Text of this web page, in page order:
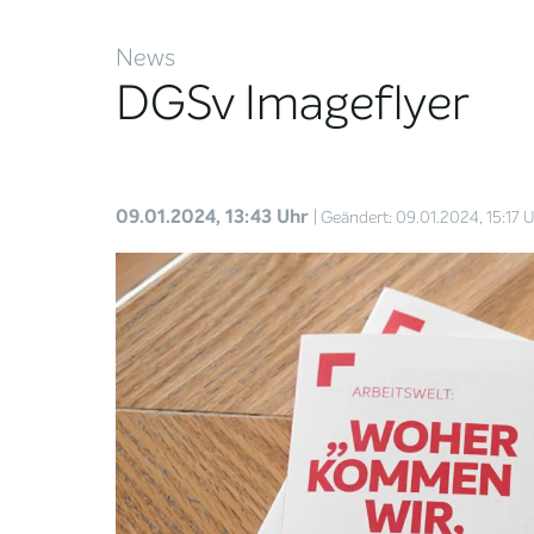
News
DGSv Imageflyer
09.01.2024, 13:43 Uhr | Geändert: 09.01.2024, 15:17